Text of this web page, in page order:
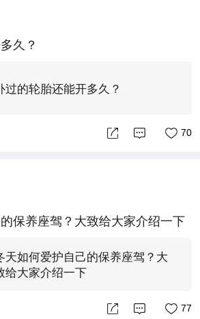
久？
过的轮胎还能开多久？
70
保养座驾？大致给大家介绍一下
天如何爱护自己的保养座驾？大
给大家介绍一下
77